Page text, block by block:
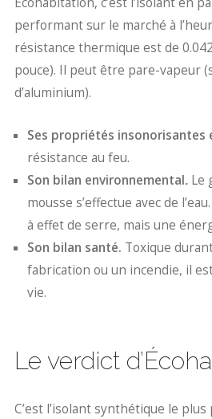
performant sur le marché à
résistance thermique est de
pouce). Il peut être pare-vapeur
d’aluminium).
Ses propriétés insonorisantes
résistance au feu.
Son bilan environnemental. Le
mousse s’effectue avec de
à effet de serre, mais une
Son bilan santé. Toxique
fabrication ou un incendie, il
vie.
Le verdict
C’est l’isolant synthétique le